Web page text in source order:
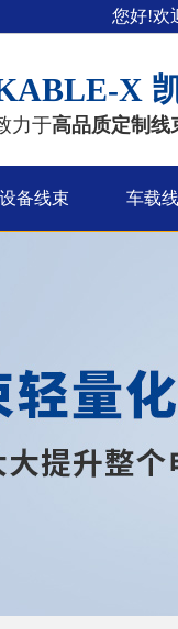
您好!欢
X
力于高品质定制线
备线束 车载